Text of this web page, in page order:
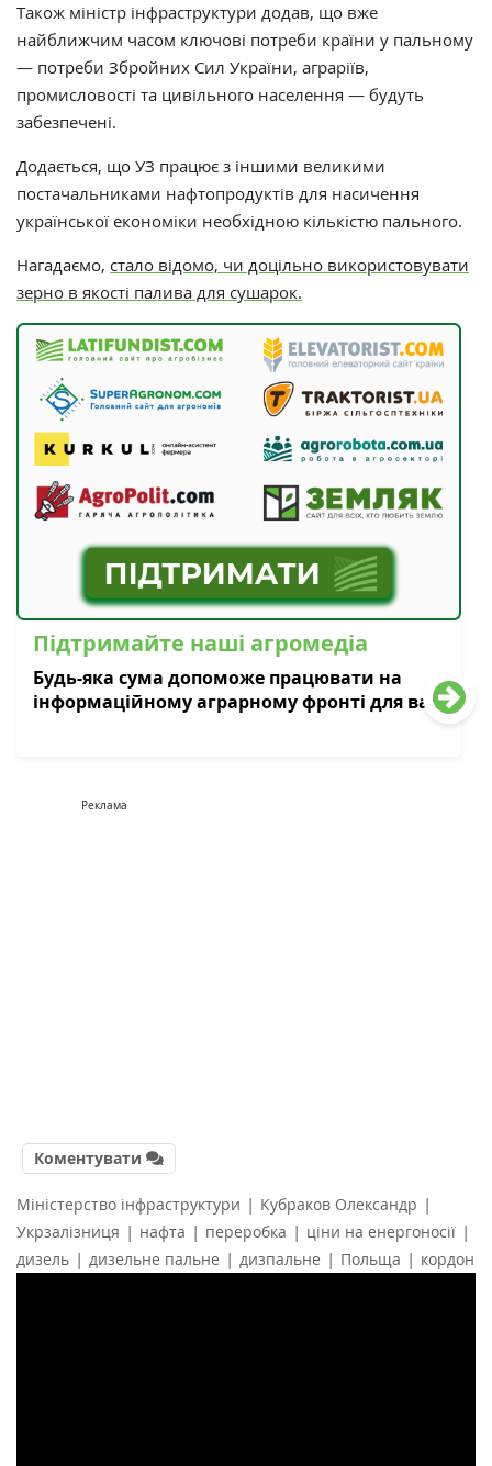
Також міністр інфраструктури додав, що вже
найближчим часом ключові потреби країни у пальному
— потреби Збройних Сил України, аграріїв,
промисловості та цивільного населення — будуть
забезпечені.
Додається, що УЗ працює з іншими великими
постачальниками нафтопродуктів для насичення
української економіки необхідною кількістю пального.
Нагадаємо, стало відомо, чи доцільно використовувати
зерно в якості палива для сушарок.
Підтримайте наші агромедіа
Будь-яка сума допоможе працювати на
інформаційному аграрному фронті для вас
Реклама
Коментувати
Міністерство інфраструктури | Кубраков Олександр |
Укрзалізниця | нафта | переробка | ціни на енергоносії |
дизель | дизельне пальне | дизпальне | Польща | кордон